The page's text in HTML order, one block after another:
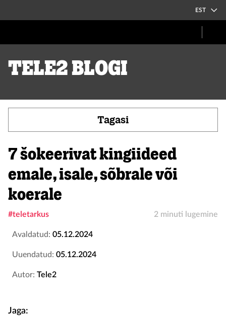
EST
Tele2 blogi
Tagasi
7 šokeerivat kingiideed
emale, isale, sõbrale või
koerale
#teletarkus 2 minuti lugemine
Avaldatud: 05.12.2024
Uuendatud: 05.12.2024
Autor: Tele2
Jaga: